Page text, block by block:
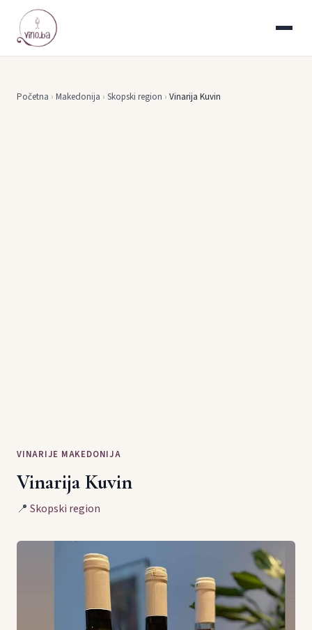
Početna › Makedonija › Skopski region › Vinarija Kuvin
VINARIJE MAKEDONIJA
Vinarija Kuvin
📍 Skopski region